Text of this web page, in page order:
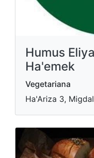
Humus
Ha'emek
Vegetariana
Ha'Ariza 3,